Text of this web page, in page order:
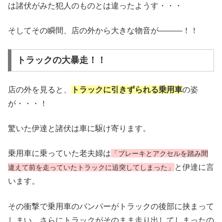
は諸伏がみた犯人のものとは違ったようす・・・
そしてその瞬間、店の外から大きな物音が―――！！
トラックの大暴走！！
店の外を見ると、 トラックに引きずられる乗用車の姿
が・・・！
驚いた伊達と諸伏は車に駆け寄ります。
乗用車に乗っていた老夫婦は 「ブレーキとアクセルを踏み間
違えて前を走っていたトラックに追突してしまった」
と伊達に言
います。
その衝撃で乗用車のバンパーがトラックの後部に挟まって
しまい、さらにトラックがそのまま走り出してしまったの